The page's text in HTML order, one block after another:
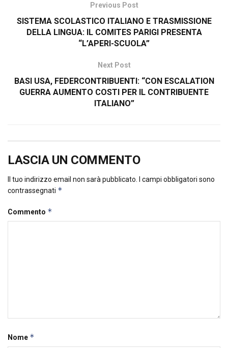
Previous Post
SISTEMA SCOLASTICO ITALIANO E TRASMISSIONE
DELLA LINGUA: IL COMITES PARIGI PRESENTA
“L’APERI-SCUOLA”
Next Post
BASI USA, FEDERCONTRIBUENTI: “CON ESCALATION
GUERRA AUMENTO COSTI PER IL CONTRIBUENTE
ITALIANO”
LASCIA UN COMMENTO
Il tuo indirizzo email non sarà pubblicato. I campi obbligatori sono
contrassegnati *
Commento *
Nome *